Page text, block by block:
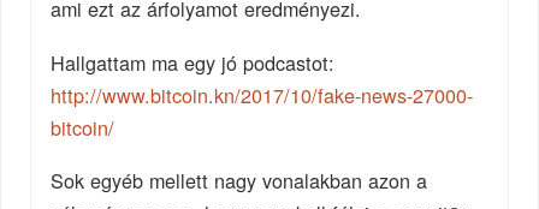
ami ezt az árfolyamot eredményezi.
Hallgattam ma egy jó podcastot:
http://www.bitcoin.kn/2017/10/fake-news-27000-
bitcoin/
Sok egyéb mellett nagy vonalakban azon a